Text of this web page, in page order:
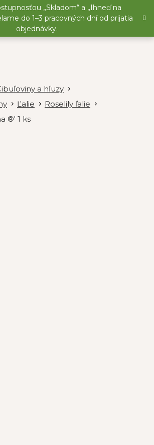
„Skladom“ a „Ihneď na
do 1–3 pracovných dní od prijatia
objednávky.
a hľuzy
Ľalie
Roselily ľalie
®' 1 ks